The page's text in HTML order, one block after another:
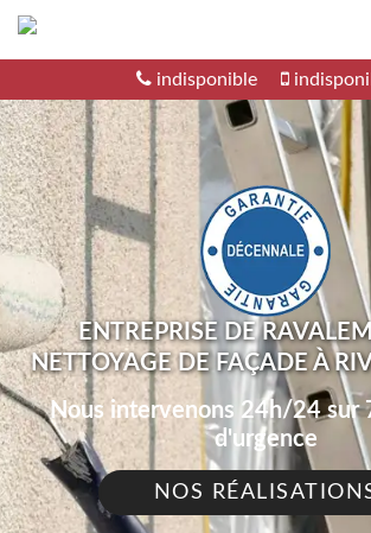
indisponible
ENTREPRISE DE
NETTOYAGE DE FAÇADE À
Nous intervenons 24h/24 sur
d'urgence
NOS